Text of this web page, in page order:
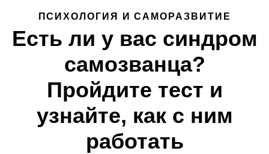
ПСИХОЛОГИЯ И САМОРАЗВИТИЕ
Есть ли у вас синдром
самозванца?
Пройдите тест и
узнайте, как с ним
работать